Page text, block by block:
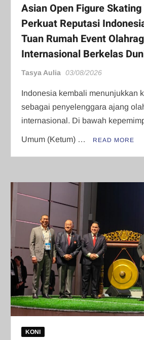
Asian Open Figure
Perkuat Reputasi
Tuan Rumah Event
Internasional Berkelas
Tasya Aulia 03/08/2026
Indonesia kembali menunjukkan
sebagai penyelenggara ajang
internasional. Di bawah
Umum (Ketum) … READ MORE
KONI